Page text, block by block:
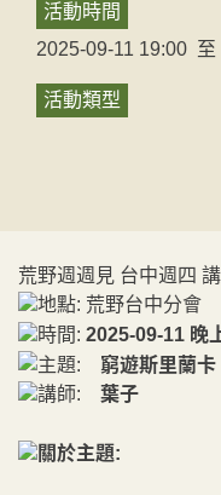
活動時間
2025-09-11 19:00 至
活動類型
荒野週週見 台中週四
地點: 荒野台中分會
時間: 2025-09-11 晚
主題: 窮遊斯里蘭卡
講師: 葉子
關於主題: